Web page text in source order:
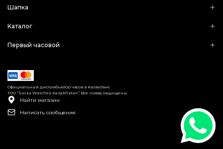
Шапка
Каталог
Первый часовой
Найти магазин
Написать сообщение
ТОО “Swiss Watches Kazakhstan” Все права защищены
Официальный дистрибьютор часов в Казахстане